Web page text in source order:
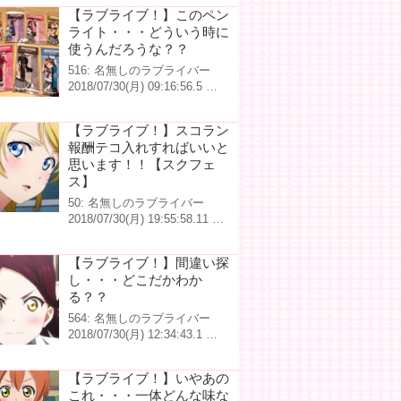
【ラブライブ！】このペン
ライト・・・どういう時に
使うんだろうな？？
516: 名無しのラブライバー
2018/07/30(月) 09:16:56.5 …
【ラブライブ！】スコラン
報酬テコ入れすればいいと
思います！！【スクフェ
ス】
50: 名無しのラブライバー
2018/07/30(月) 19:55:58.11 …
【ラブライブ！】間違い探
し・・・どこだかわか
る？？
564: 名無しのラブライバー
2018/07/30(月) 12:34:43.1 …
【ラブライブ！】いやあの
これ・・・一体どんな味な